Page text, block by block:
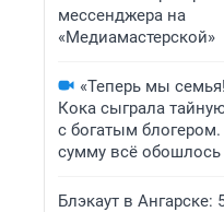
мессенджера на
«Медиамастерской»
«Теперь мы
Кока сыграла
с богатым
сумму всё обошлось
Блэкаут в Ангарске: